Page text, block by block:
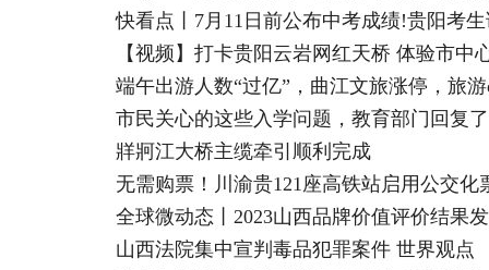
快看点丨7月11日前公布中考成绩!贵阳考
【视频】打卡贵阳云岩网红天桥 体验市中
端午出游人数“过亿”，曲江文旅涨停，旅
市民关心的这些入学问题，教育部门回复
牂牁江大桥主缆牵引顺利完成
无需购票！川渝贵121座高铁站启用公交化
全球微动态丨2023山西品牌价值评价结果
山西法院集中宣判毒品犯罪案件 世界观点